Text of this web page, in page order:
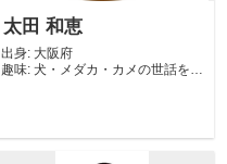
太田 和恵
出身: 大阪府
趣味: 犬・メダカ・カメの世話をし